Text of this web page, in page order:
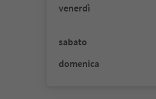
venerdì
sabato
domenica